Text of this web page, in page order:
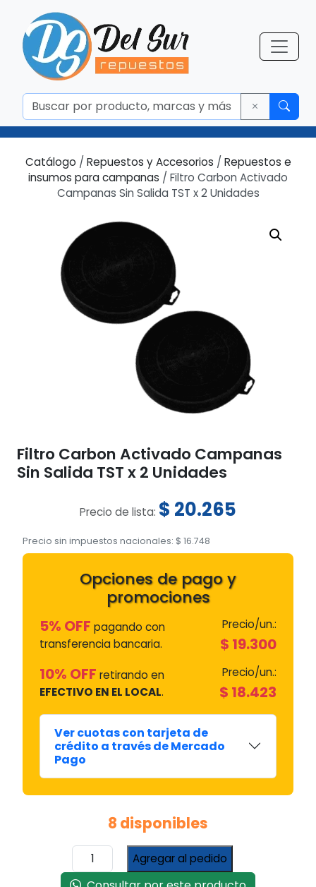
Catálogo / Repuestos y Accesorios / Repuestos e
insumos para campanas / Filtro Carbon Activado
Campanas Sin Salida TST x 2 Unidades
Filtro Carbon Activado Campanas
Sin Salida TST x 2 Unidades
Precio de lista: $ 20.265
Precio sin impuestos nacionales: $ 16.748
Opciones de pago y
promociones
5% OFF pagando con
transferencia bancaria.
Precio/un.:
$ 19.300
10% OFF retirando en
EFECTIVO EN EL LOCAL.
Precio/un.:
$ 18.423
Ver cuotas con tarjeta de
crédito a través de Mercado
Pago
8 disponibles
Filtro
Carbon
Activado
Agregar al pedido